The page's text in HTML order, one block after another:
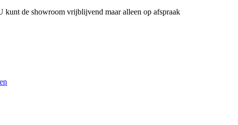
kunt de showroom vrijblijvend maar alleen op afspraak